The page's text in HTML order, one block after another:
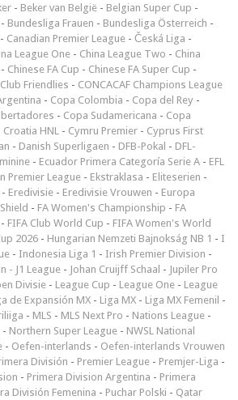
- Beker van België - Belgian Super Cup -
- Bundesliga Frauen - Bundesliga Österreich -
- Canadian Premier League - Česká Liga -
League One - China League Two - China
- Chinese FA Cup - Chinese FA Super Cup -
Club Friendlies - CONCACAF Champions League
- Copa Colombia - Copa del Rey -
- Copa Sudamericana - Copa
Croatia HNL - Cymru Premier - Cyprus First
- Danish Superligaen - DFB-Pokal - DFL-
- Ecuador Primera Categoría Serie A - EFL
Premier League - Ekstraklasa - Eliteserien -
- Eredivisie - Eredivisie Vrouwen - Europa
- FA Women's Championship - FA
- FIFA Club World Cup - FIFA Women's World
2026 - Hungarian Nemzeti Bajnokság NB 1 - I
- Indonesia Liga 1 - Irish Premier Division -
- J1 League - Johan Cruijff Schaal - Jupiler Pro
Divisie - League Cup - League One - League
de Expansión MX - Liga MX - Liga MX Femenil -
- MLS - MLS Next Pro - Nations League -
- Northern Super League - NWSL National
- Oefen-interlands - Oefen-interlands Vrouwen
División - Premier League - Premjer-Liga -
- Primera Division Argentina - Primera
División Femenina - Puchar Polski - Qatar